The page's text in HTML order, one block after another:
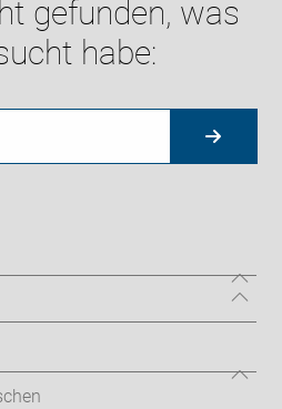
gefunden, was
habe: